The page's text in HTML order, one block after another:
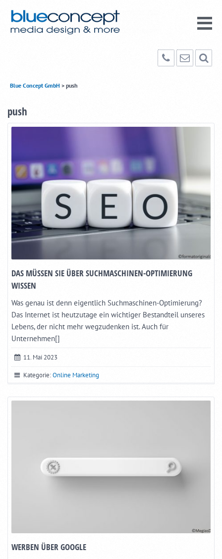
Blue Concept GmbH > push
push
DAS MÜSSEN SIE ÜBER SUCHMASCHINEN-OPTIMIERUNG
WISSEN
Was genau ist denn eigentlich Suchmaschinen-Optimierung?
Das Internet ist heutzutage ein wichtiger Bestandteil unseres
Lebens, der nicht mehr wegzudenken ist. Auch für
Unternehmen[]
11. Mai 2023
Kategorie:Online Marketing
WERBEN ÜBER GOOGLE